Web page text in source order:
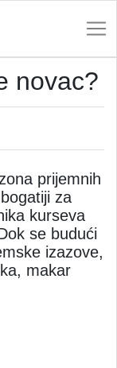
novac?
prijemnih
za
kurseva
se budući
izazove,
makar